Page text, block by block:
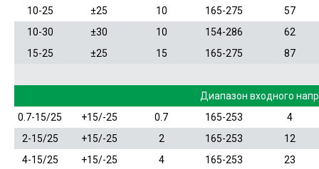
10-25
±25 10 165-275
57
10-30
±30 10 154-286
62
15-25
±25 15 165-275 87
Диапазон входного
0.7-15/25
+15/-25 0.7 165-253
4
2-15/25
+15/-25 2 165-253
12
4-15/25
+15/-25 4 165-253
23